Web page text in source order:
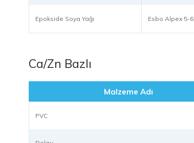
Epokside Soya Yağı Esbo Alpex 5-6
Ca/Zn Bazlı
Malzeme Adı
PVC